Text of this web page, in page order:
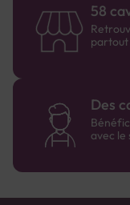
58
partout
Des
avec le